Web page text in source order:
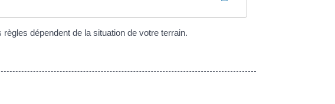
dépendent de la situation de votre terrain.